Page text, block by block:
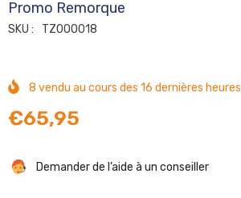
Promo Remorque
SKU : TZ000018
8 vendu au cours des 16 dernières heures
€65,95
Demander de l’aide à un conseiller